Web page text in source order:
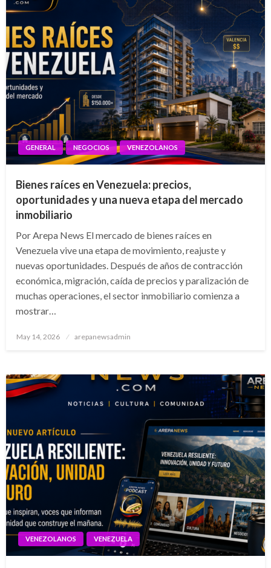
GENERAL NEGOCIOS VENEZOLANOS
Bienes raíces en Venezuela: precios,
oportunidades y una nueva etapa del mercado
inmobiliario
Por Arepa News El mercado de bienes raíces en
Venezuela vive una etapa de movimiento, reajuste y
nuevas oportunidades. Después de años de contracción
económica, migración, caída de precios y paralización de
muchas operaciones, el sector inmobiliario comienza a
mostrar…
Posted
May 14, 2026 arepanewsadmin
VENEZOLANOS VENEZUELA